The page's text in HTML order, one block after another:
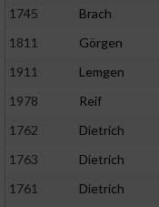
1745
Brach
1811
Görgen
1911
Lemgen
1978
Reif
1762
Dietrich
1763
Dietrich
1761
Dietrich